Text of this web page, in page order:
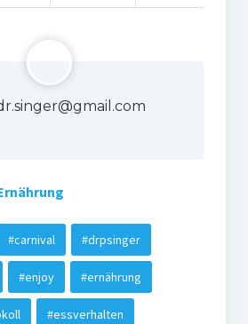
#carnival #drpsinger
#enjoy #ernährung
#essverhalten